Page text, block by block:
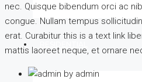
nec. Quisque bibendum orci ac
congue. Nullam tempus
erat. Curabitur this is a text link
mattis laoreet neque, et ornare
by admin